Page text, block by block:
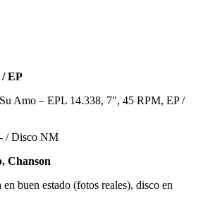
EP
Amo – EPL 14.338, 7″, 45 RPM, EP /
/ Disco NM
Chanson
buen estado (fotos reales), disco en